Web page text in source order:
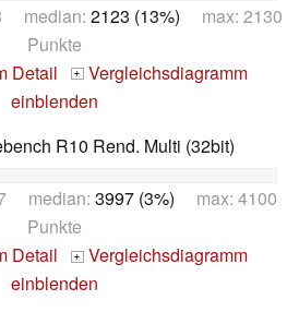
median: 2123 (13%) max: 2130
Punkte
Detail + Vergleichsdiagramm
einblenden
R10 Rend. Multi (32bit)
median: 3997 (3%) max: 4100
Punkte
Detail + Vergleichsdiagramm
einblenden